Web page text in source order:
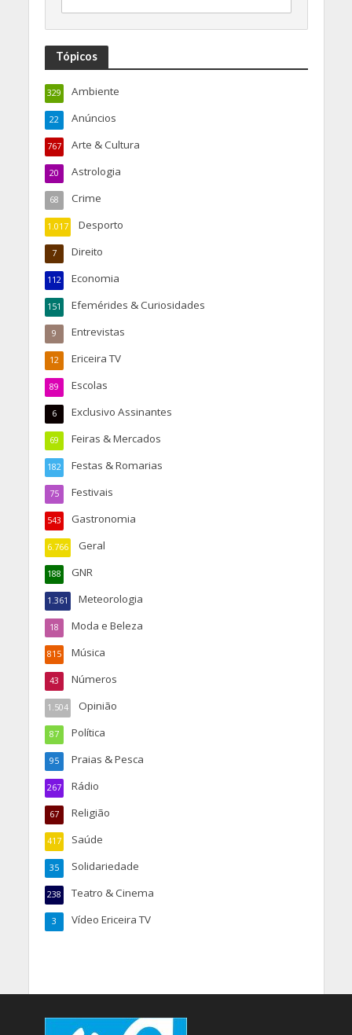
Tópicos
Ambiente
329
Anúncios
22
Arte & Cultura
767
Astrologia
20
Crime
68
Desporto
1.017
Direito
7
Economia
112
Efemérides & Curiosidades
151
Entrevistas
9
Ericeira TV
12
Escolas
89
Exclusivo Assinantes
6
Feiras & Mercados
69
Festas & Romarias
182
Festivais
75
Gastronomia
543
Geral
6.766
GNR
188
Meteorologia
1.361
Moda e Beleza
18
Música
815
Números
43
Opinião
1.504
Política
87
Praias & Pesca
95
Rádio
267
Religião
67
Saúde
417
Solidariedade
35
Teatro & Cinema
238
Vídeo Ericeira TV
3